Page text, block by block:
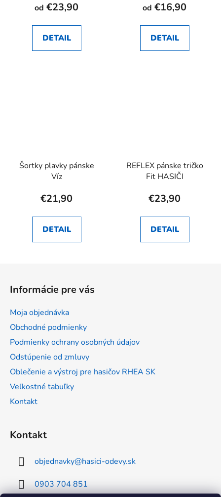
od €23,90
DETAIL
od €16,90
DETAIL
Šortky plavky pánske
Víz
€21,90
DETAIL
REFLEX pánske tričko
Fit HASIČI
€23,90
DETAIL
Informácie pre vás
Moja objednávka
Obchodné podmienky
Podmienky ochrany osobných údajov
Odstúpenie od zmluvy
Oblečenie a výstroj pre hasičov RHEA SK
Veľkostné tabuľky
Kontakt
Kontakt
objednavky@hasici-odevy.sk
0903 704 851